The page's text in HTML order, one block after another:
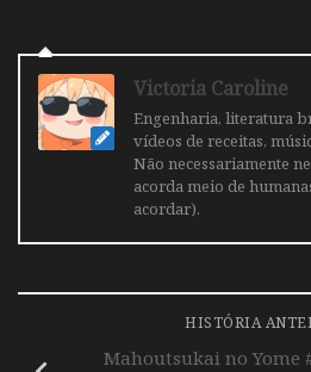
Victoria Caroline
Engenharia, literatura
vídeos de receitas,
Não necessariamente
acorda meio de
acordar).
HISTÓRIA
Mahoutsukai no Yome